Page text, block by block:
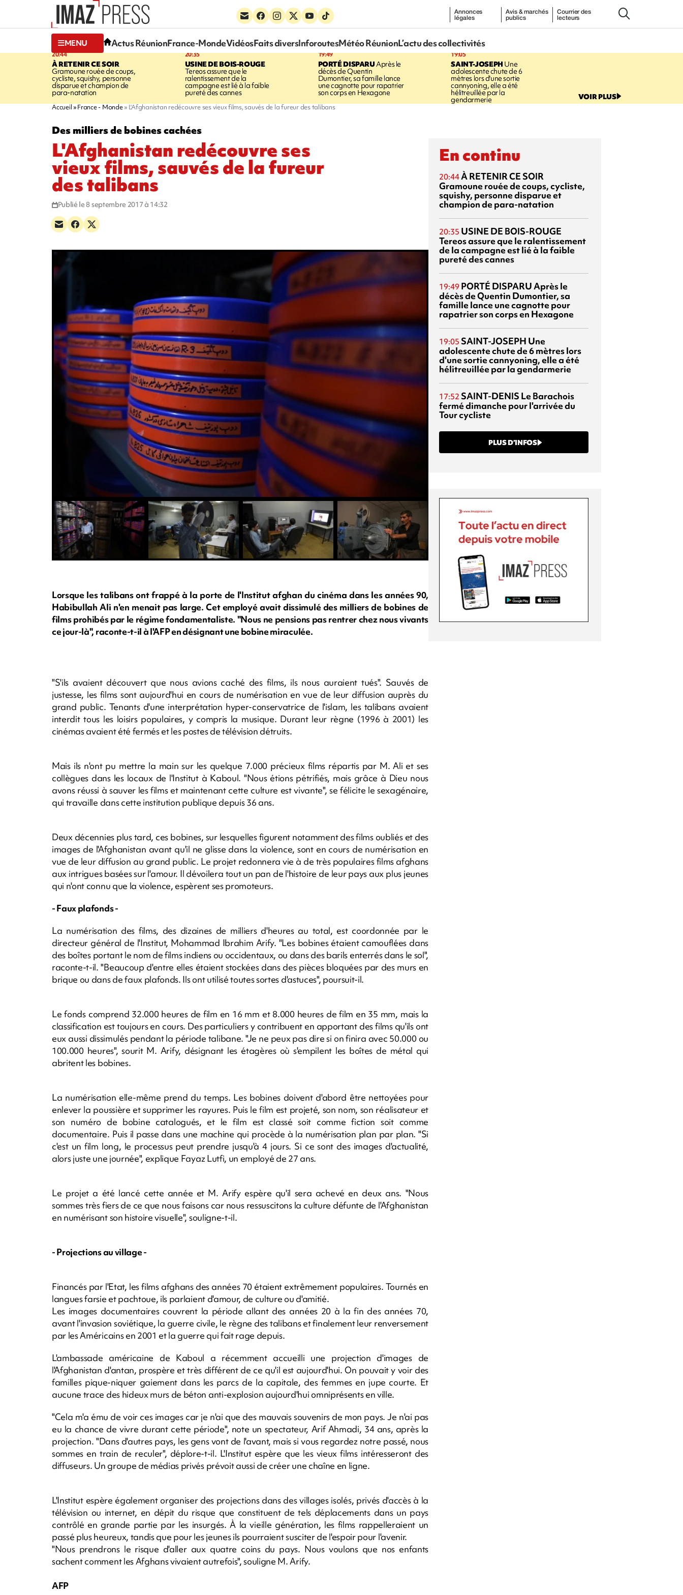
Annonces
légales
Avis & marchés
publics
Courrier des
lecteurs
MENU Actus RéunionFrance-MondeVidéosFaits diversInforoutesMétéo RéunionL’actu des collectivités
20:44
À RETENIR CE SOIR
Gramoune rouée de coups,
cycliste, squishy, personne
disparue et champion de
para-natation
20:35
USINE DE BOIS-ROUGE
Tereos assure que le
ralentissement de la
campagne est lié à la faible
pureté des cannes
19:49
PORTÉ DISPARUAprès le
décès de Quentin
Dumontier, sa famille lance
une cagnotte pour rapatrier
son corps en Hexagone
19:05
SAINT-JOSEPHUne
adolescente chute de 6
mètres lors d'une sortie
cannyoning, elle a été
hélitreuillée par la
gendarmerie VOIR PLUS
Accueil France - Monde L'Afghanistan redécouvre ses vieux films, sauvés de la fureur des talibans
Des milliers de bobines cachées
L'Afghanistan redécouvre ses
vieux films, sauvés de la fureur
des talibans
Publié le 8 septembre 2017 à 14:32
Lorsque les talibans ont frappé à la porte de l'Institut afghan du cinéma dans les années 90,
Habibullah Ali n'en menait pas large. Cet employé avait dissimulé des milliers de bobines de
films prohibés par le régime fondamentaliste. "Nous ne pensions pas rentrer chez nous vivants
ce jour-là", raconte-t-il à l'AFP en désignant une bobine miraculée.
"S'ils avaient découvert que nous avions caché des films, ils nous auraient tués". Sauvés de
justesse, les films sont aujourd'hui en cours de numérisation en vue de leur diffusion auprès du
grand public. Tenants d'une interprétation hyper-conservatrice de l'islam, les talibans avaient
interdit tous les loisirs populaires, y compris la musique. Durant leur règne (1996 à 2001) les
cinémas avaient été fermés et les postes de télévision détruits.
Mais ils n'ont pu mettre la main sur les quelque 7.000 précieux films répartis par M. Ali et ses
collègues dans les locaux de l'Institut à Kaboul. "Nous étions pétrifiés, mais grâce à Dieu nous
avons réussi à sauver les films et maintenant cette culture est vivante", se félicite le sexagénaire,
qui travaille dans cette institution publique depuis 36 ans.
Deux décennies plus tard, ces bobines, sur lesquelles figurent notamment des films oubliés et des
images de l'Afghanistan avant qu'il ne glisse dans la violence, sont en cours de numérisation en
vue de leur diffusion au grand public. Le projet redonnera vie à de très populaires films afghans
aux intrigues basées sur l'amour. Il dévoilera tout un pan de l'histoire de leur pays aux plus jeunes
qui n'ont connu que la violence, espèrent ses promoteurs.
- Faux plafonds -
La numérisation des films, des dizaines de milliers d'heures au total, est coordonnée par le
directeur général de l'Institut, Mohammad Ibrahim Arify. "Les bobines étaient camouflées dans
des boîtes portant le nom de films indiens ou occidentaux, ou dans des barils enterrés dans le sol",
raconte-t-il. "Beaucoup d'entre elles étaient stockées dans des pièces bloquées par des murs en
brique ou dans de faux plafonds. Ils ont utilisé toutes sortes d'astuces", poursuit-il.
Le fonds comprend 32.000 heures de film en 16 mm et 8.000 heures de film en 35 mm, mais la
classification est toujours en cours. Des particuliers y contribuent en apportant des films qu'ils ont
eux aussi dissimulés pendant la période talibane. "Je ne peux pas dire si on finira avec 50.000 ou
100.000 heures", sourit M. Arify, désignant les étagères où s'empilent les boîtes de métal qui
abritent les bobines.
La numérisation elle-même prend du temps. Les bobines doivent d'abord être nettoyées pour
enlever la poussière et supprimer les rayures. Puis le film est projeté, son nom, son réalisateur et
son numéro de bobine catalogués, et le film est classé soit comme fiction soit comme
documentaire. Puis il passe dans une machine qui procède à la numérisation plan par plan. "Si
c'est un film long, le processus peut prendre jusqu'à 4 jours. Si ce sont des images d'actualité,
alors juste une journée", explique Fayaz Lutfi, un employé de 27 ans.
Le projet a été lancé cette année et M. Arify espère qu'il sera achevé en deux ans. "Nous
sommes très fiers de ce que nous faisons car nous ressuscitons la culture défunte de l'Afghanistan
en numérisant son histoire visuelle", souligne-t-il.
- Projections au village -
Financés par l'Etat, les films afghans des années 70 étaient extrêmement populaires. Tournés en
langues farsie et pachtoue, ils parlaient d'amour, de culture ou d'amitié.
Les images documentaires couvrent la période allant des années 20 à la fin des années 70,
avant l'invasion soviétique, la guerre civile, le règne des talibans et finalement leur renversement
par les Américains en 2001 et la guerre qui fait rage depuis.
L'ambassade américaine de Kaboul a récemment accueilli une projection d'images de
l'Afghanistan d'antan, prospère et très différent de ce qu'il est aujourd'hui. On pouvait y voir des
familles pique-niquer gaiement dans les parcs de la capitale, des femmes en jupe courte. Et
aucune trace des hideux murs de béton anti-explosion aujourd'hui omniprésents en ville.
"Cela m'a ému de voir ces images car je n'ai que des mauvais souvenirs de mon pays. Je n'ai pas
eu la chance de vivre durant cette période", note un spectateur, Arif Ahmadi, 34 ans, après la
projection. "Dans d'autres pays, les gens vont de l'avant, mais si vous regardez notre passé, nous
sommes en train de reculer", déplore-t-il. L'Institut espère que les vieux films intéresseront des
diffuseurs. Un groupe de médias privés prévoit aussi de créer une chaîne en ligne.
L'Institut espère également organiser des projections dans des villages isolés, privés d'accès à la
télévision ou internet, en dépit du risque que constituent de tels déplacements dans un pays
contrôlé en grande partie par les insurgés. À la vieille génération, les films rappelleraient un
passé plus heureux, tandis que pour les jeunes ils pourraient susciter de l'espoir pour l'avenir.
"Nous prendrons le risque d'aller aux quatre coins du pays. Nous voulons que nos enfants
sachent comment les Afghans vivaient autrefois", souligne M. Arify.
AFP
En continu
20:44À RETENIR CE SOIR
Gramoune rouée de coups, cycliste,
squishy, personne disparue et
champion de para-natation
20:35 USINE DE BOIS-ROUGE
Tereos assure que le ralentissement
de la campagne est lié à la faible
pureté des cannes
19:49 PORTÉ DISPARUAprès le
décès de Quentin Dumontier, sa
famille lance une cagnotte pour
rapatrier son corps en Hexagone
19:05 SAINT-JOSEPH Une
adolescente chute de 6 mètres lors
d'une sortie cannyoning, elle a été
hélitreuillée par la gendarmerie
17:52 SAINT-DENIS Le Barachois
fermé dimanche pour l'arrivée du
Tour cycliste
PLUS D’INFOS